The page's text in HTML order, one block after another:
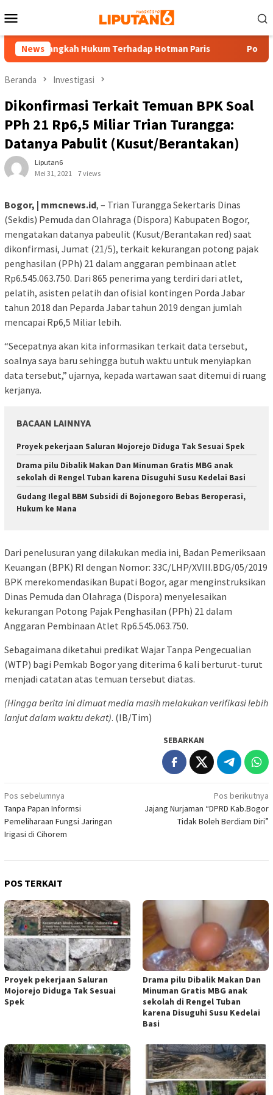
ke
Mobile
News
Langkah Hukum Terhadap Hotman Paris Polres
Beranda Investigasi
Dikonfirmasi Terkait Temuan BPK Soal
PPh 21 Rp6,5 Miliar Trian Turangga:
Datanya Pabulit (Kusut/Berantakan)
Liputan6
Mei 31, 2021
7 views
Bogor, | mmcnews.id, – Trian Turangga Sekertaris Dinas
(Sekdis) Pemuda dan Olahraga (Dispora) Kabupaten Bogor,
mengatakan datanya pabeulit (Kusut/Berantakan red) saat
dikonfirmasi, Jumat (21/5), terkait kekurangan potong pajak
penghasilan (PPh) 21 dalam anggaran pembinaan atlet
Rp6.545.063.750. Dari 865 penerima yang terdiri dari atlet,
pelatih, asisten pelatih dan ofisial kontingen Porda Jabar
tahun 2018 dan Peparda Jabar tahun 2019 dengan jumlah
mencapai Rp6,5 Miliar lebih.
“Secepatnya akan kita informasikan terkait data tersebut,
soalnya saya baru sehingga butuh waktu untuk menyiapkan
data tersebut,” ujarnya, kepada wartawan saat ditemui di ruang
kerjanya.
BACAAN LAINNYA
Proyek pekerjaan Saluran Mojorejo Diduga Tak Sesuai Spek
Drama pilu Dibalik Makan Dan Minuman Gratis MBG anak
sekolah di Rengel Tuban karena Disuguhi Susu Kedelai Basi
Gudang Ilegal BBM Subsidi di Bojonegoro Bebas Beroperasi,
Hukum ke Mana
Dari penelusuran yang dilakukan media ini, Badan Pemeriksaan
Keuangan (BPK) RI dengan Nomor: 33C/LHP/XVIII.BDG/05/2019
BPK merekomendasikan Bupati Bogor, agar menginstruksikan
Dinas Pemuda dan Olahraga (Dispora) menyelesaikan
kekurangan Potong Pajak Penghasilan (PPh) 21 dalam
Anggaran Pembinaan Atlet Rp6.545.063.750.
Sebagaimana diketahui predikat Wajar Tanpa Pengecualian
(WTP) bagi Pemkab Bogor yang diterima 6 kali berturut-turut
menjadi catatan atas temuan tersebut diatas.
(Hingga berita ini dimuat media masih melakukan verifikasi lebih
lanjut dalam waktu dekat). (IB/Tim)
SEBARKAN
Navigasi
pos
Pos sebelumnya
Tanpa Papan Informsi
Pemeliharaan Fungsi Jaringan
Irigasi di Cihorem
Pos berikutnya
Jajang Nurjaman “DPRD Kab.Bogor
Tidak Boleh Berdiam Diri”
POS TERKAIT
Proyek pekerjaan Saluran
Mojorejo Diduga Tak Sesuai
Spek
Drama pilu Dibalik Makan Dan
Minuman Gratis MBG anak
sekolah di Rengel Tuban
karena Disuguhi Susu Kedelai
Basi